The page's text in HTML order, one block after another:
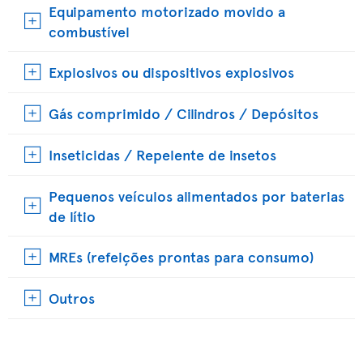
Equipamento motorizado movido a
combustível
Explosivos ou dispositivos explosivos
Gás comprimido / Cilindros / Depósitos
Inseticidas / Repelente de insetos
Pequenos veículos alimentados por baterias
de lítio
MREs (refeições prontas para consumo)
Outros